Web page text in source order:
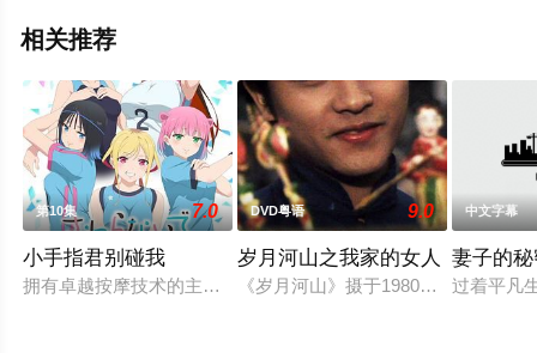
相关推荐
第10集 7.0
小手指君别碰我
拥有卓越按摩技术的主人公·小手指向阳。立志成为运动医生的
DVD粤语 9.0
岁月河山之我家的女人
《岁月河山》摄于1980年，是一小
中文字幕
妻子的
过着平凡